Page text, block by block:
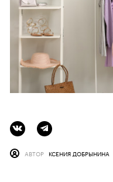
АВТОР КСЕНИЯ ДОБРЫНИНА